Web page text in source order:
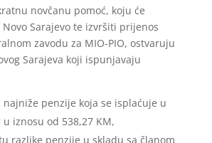
novčanu pomoć, koju će
Sarajevo te izvršiti prijenos
zavodu za MIO-PIO, ostvaruju
Sarajeva koji ispunjavaju
penzije koja se isplaćuje u
u iznosu od 538,27 KM,
razlike penzije u skladu sa članom